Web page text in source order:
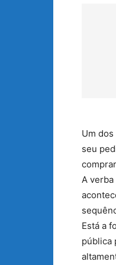
Um
seu
A
Está a
pública